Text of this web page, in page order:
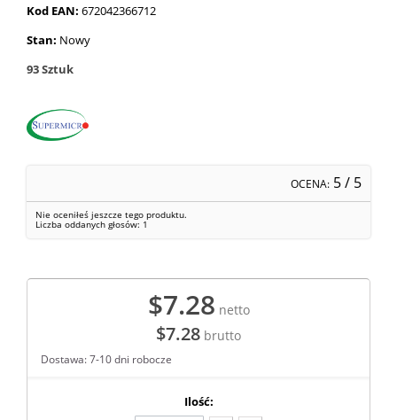
Kod EAN: 672042366712
Stan: Nowy
93Sztuk
OCENA: 5/ 5
Nie oceniłeś jeszcze tego produktu.
Liczba oddanych głosów: 1
$7.28 netto
$7.28 brutto
Dostawa: 7-10 dni robocze
Ilość: